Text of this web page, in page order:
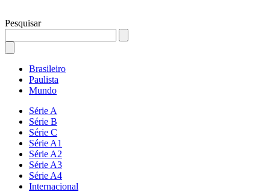
Pesquisar
Brasileiro
Paulista
Mundo
Série A
Série B
Série C
Série A1
Série A2
Série A3
Série A4
Internacional